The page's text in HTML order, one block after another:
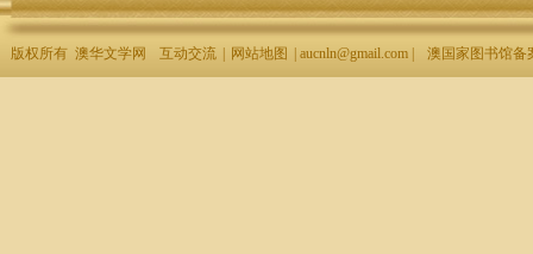
版权所有 澳华文学网 互动交流 网站地图 | aucnln@gmail.com | 澳国家图书馆备